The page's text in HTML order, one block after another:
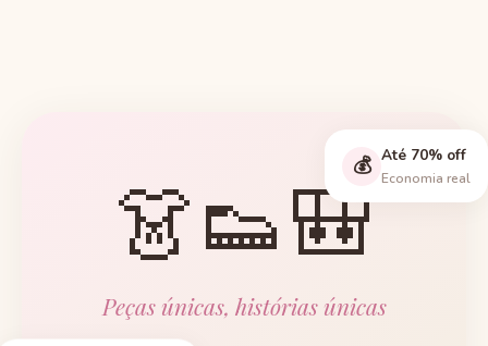
👗👟🎒
Peças únicas, histórias únicas
💰 Até 70% off
Economia real